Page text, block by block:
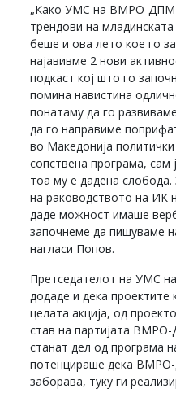
„Како УМС на ВМРО-
трендови на
беше и ова лето кое го
најавивме 2 нови
подкаст кој што го
помина навистина
понатаму да го
да го направиме
во Македонија
сопствена програма, сам
тоа му е дадена
на раководството на
даде можност имаше
започнеме да пишуваме
нагласи Попов.
Претседателот на УМС
додаде и дека проектите
целата акција, од
став на партијата
станат дел од
потенцираше дека
заборава, туку ги